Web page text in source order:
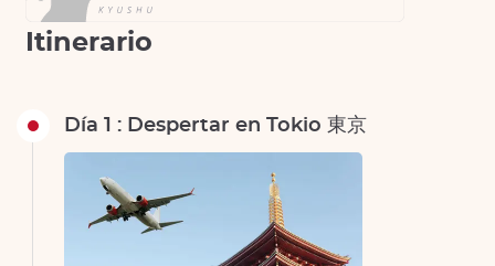
Itinerario
Día 1 : Despertar en Tokio 東京